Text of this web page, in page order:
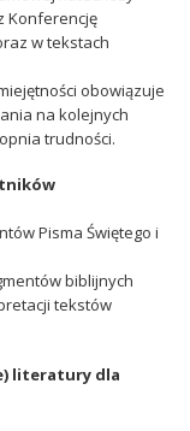
Konferencję
w tekstach
obowiązuje
na kolejnych
trudności.
Pisma Świętego i
biblijnych
tekstów
literatury dla